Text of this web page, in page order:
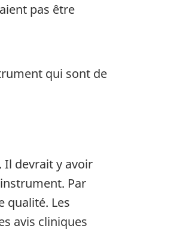
pas être
qui sont de
Il devrait y avoir
Par
qualité. Les
avis cliniques